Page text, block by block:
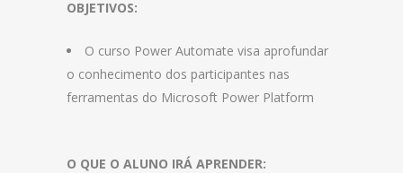
OBJETIVOS:
O curso Power Automate visa aprofundar
o conhecimento dos participantes nas
ferramentas do Microsoft Power Platform
O QUE O ALUNO IRÁ APRENDER: